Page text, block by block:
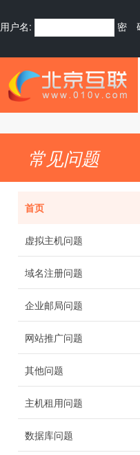
用户名: 密
常见问题
首页
虚拟主机问题
域名注册问题
企业邮局问题
网站推广问题
其他问题
主机租用问题
数据库问题